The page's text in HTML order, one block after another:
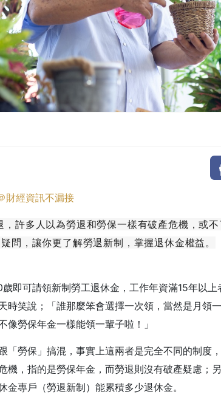
財經資訊不漏接
許多人以為勞退和勞保一樣有破產危機，或
問，讓你更了解勞退新制，掌握退休金權益。
即可請領新制勞工退休金，工作年資滿15年以
時笑說；「誰那麼笨會選擇一次領，當然是月領
像勞保年金一樣能領一輩子啦！」
「勞保」搞混，事實上這兩者是完全不同的制度
機，指的是勞保年金，而勞退則沒有破產疑慮；
專戶（勞退新制）能累積多少退休金。